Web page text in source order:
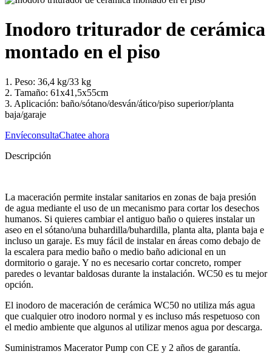
Inodoro triturador de cerámica
montado en el piso
1. Peso: 36,4 kg/33 kg
2. Tamaño: 61x41,5x55cm
3. Aplicación: baño/sótano/desván/ático/piso superior/planta
baja/garaje
EnvíeconsultaChatee ahora
Descripción
La maceración permite instalar sanitarios en zonas de baja presión
de agua mediante el uso de un mecanismo para cortar los desechos
humanos. Si quieres cambiar el antiguo baño o quieres instalar un
aseo en el sótano/una buhardilla/buhardilla, planta alta, planta baja e
incluso un garaje. Es muy fácil de instalar en áreas como debajo de
la escalera para medio baño o medio baño adicional en un
dormitorio o garaje. Y no es necesario cortar concreto, romper
paredes o levantar baldosas durante la instalación. WC50 es tu mejor
opción.
El inodoro de maceración de cerámica WC50 no utiliza más agua
que cualquier otro inodoro normal y es incluso más respetuoso con
el medio ambiente que algunos al utilizar menos agua por descarga.
Suministramos Macerator Pump con CE y 2 años de garantía.